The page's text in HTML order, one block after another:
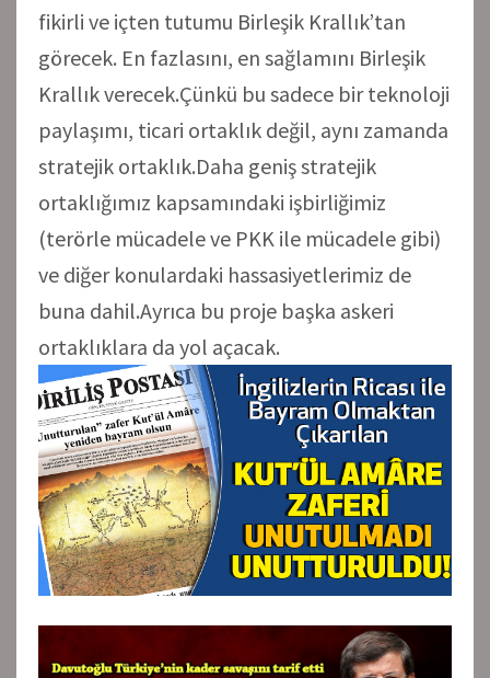
fikirli ve içten tutumu Birleşik Krallık’tan
görecek. En fazlasını, en sağlamını Birleşik
Krallık verecek.Çünkü bu sadece bir teknoloji
paylaşımı, ticari ortaklık değil, aynı zamanda
stratejik ortaklık.Daha geniş stratejik
ortaklığımız kapsamındaki işbirliğimiz
(terörle mücadele ve PKK ile mücadele gibi)
ve diğer konulardaki hassasiyetlerimiz de
buna dahil.Ayrıca bu proje başka askeri
ortaklıklara da yol açacak.